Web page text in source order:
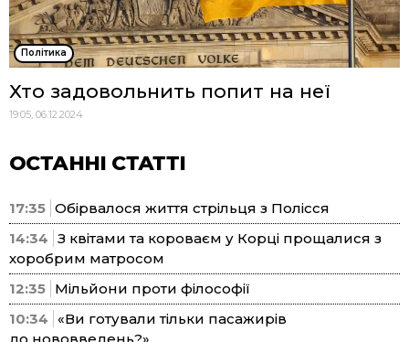
Політика
Хто задовольнить попит на неї
19:05, 06.12.2024
ОСТАННІ СТАТТІ
17:35 Обірвалося життя стрільця з Полісся
14:34 З квітами та короваєм у Корці прощалися з
хоробрим матросом
12:35 Мільйони проти філософії
10:34
«Ви готували тільки пасажирів